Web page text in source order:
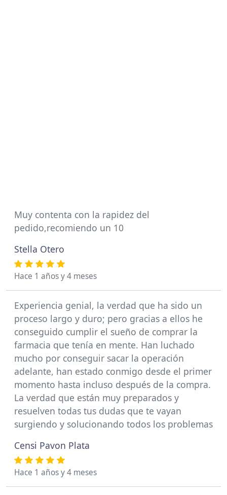
Muy contenta con la rapidez del
pedido,recomiendo un 10
Stella Otero
Hace 1 años y 4 meses
Experiencia genial, la verdad que ha sido un
proceso largo y duro; pero gracias a ellos he
conseguido cumplir el sueño de comprar la
farmacia que tenía en mente. Han luchado
mucho por conseguir sacar la operación
adelante, han estado conmigo desde el primer
momento hasta incluso después de la compra.
La verdad que están muy preparados y
resuelven todas tus dudas que te vayan
surgiendo y solucionando todos los problemas
Censi Pavon Plata
Hace 1 años y 4 meses